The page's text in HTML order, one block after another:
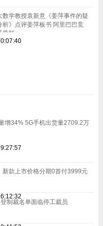
数学教授袁新意《姜萍事件的疑
析》点评姜萍板书 阿里巴巴竞
质疑
增34% 5G手机出货量2709.2万
款上市价格分期0首付3999元
制裁名单面临停工裁员